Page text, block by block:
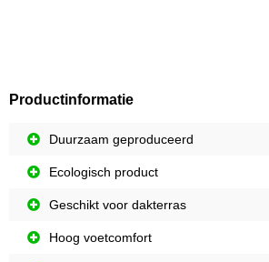
Productinformatie
Duurzaam geproduceerd
Ecologisch product
Geschikt voor dakterras
Hoog voetcomfort